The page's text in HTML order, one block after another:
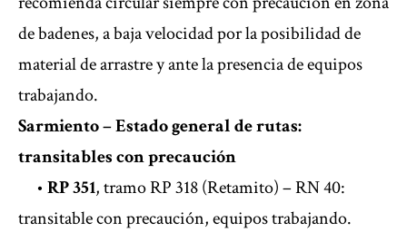
de badenes, a baja velocidad por la posibilidad de
material de arrastre y ante la presencia de equipos
trabajando.
Sarmiento – Estado general de rutas:
transitables con precaución
• RP 351, tramo RP 318 (Retamito) – RN 40:
transitable con precaución, equipos trabajando.